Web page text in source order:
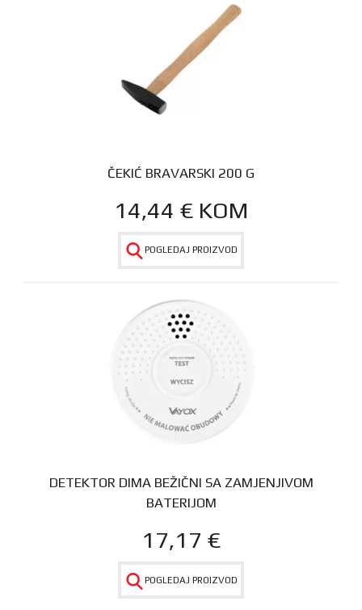
ČEKIĆ BRAVARSKI 200 G
14,44 € KOM
POGLEDAJ PROIZVOD
DETEKTOR DIMA BEŽIČNI SA ZAMJENJIVOM
BATERIJOM
17,17 €
POGLEDAJ PROIZVOD